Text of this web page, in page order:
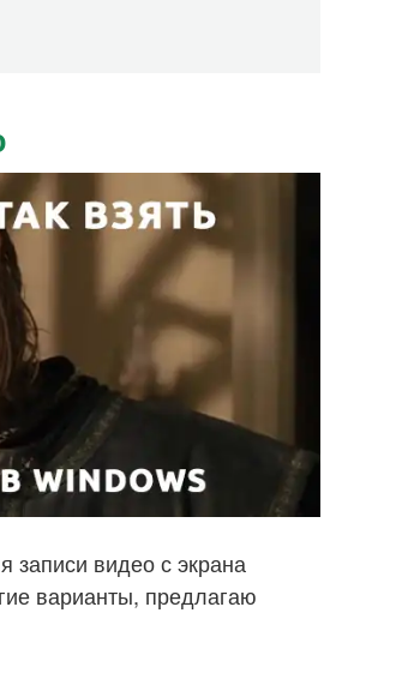
записи видео с экрана
варианты, предлагаю